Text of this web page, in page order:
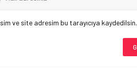
ve site adresim bu tarayıcıya kaydedilsin.